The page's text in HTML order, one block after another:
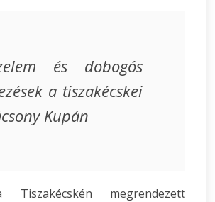
és dobogós
a tiszakécskei
Kupán
Tiszakécskén megrendezett